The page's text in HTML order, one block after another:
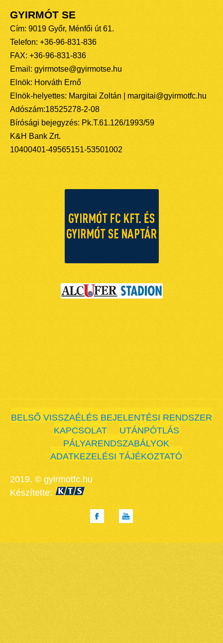
GYIRMÓT SE
Cím: 9019 Győr, Ménfői út 61.
Telefon: +36-96-831-836
FAX: +36-96-831-836
Email: gyirmotse@gyirmotse.hu
Elnök: Horváth Ernő
Elnök-helyettes: Margitai Zoltán | margitai@gyirmotfc.hu
Adószám:18525278-2-08
Bírósági bejegyzés: Pk.T.61.126/1993/59
K&H Bank Zrt.
10400401-49565151-53501002
BELSŐ VISSZAÉLÉS BEJELENTÉSI RENDSZER
KAPCSOLAT
UTÁNPÓTLÁS
PÁLYARENDSZABÁLYOK
ADATKEZELÉSI TÁJÉKOZTATÓ
2019. © gyirmotfc.hu
Készítette: